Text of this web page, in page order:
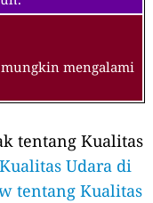
mengalami
tentang Kualitas
Udara di
tentang Kualitas